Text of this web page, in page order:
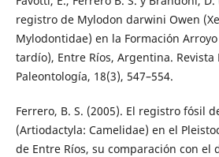
registro de Mylodon darwini Owen
Mylodontidae) en la Formación
tardío), Entre Ríos, Argentina.
Paleontología, 18(3), 547–554.
Ferrero, B. S. (2005). El registro fósil
(Artiodactyla: Camelidae) en el
de Entre Ríos, su comparación con el